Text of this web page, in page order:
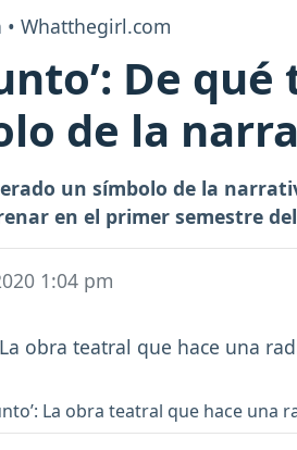
Whatthegirl.com
De
de la
un símbolo de la
en el primer semestre
1:04 pm
La obra teatral que hace